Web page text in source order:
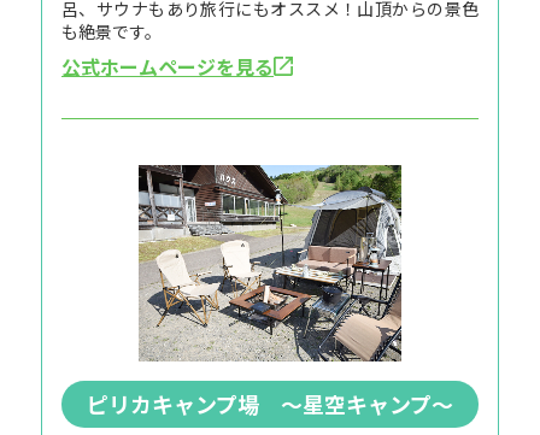
呂、サウナもあり旅行にもオススメ！山頂からの景色
も絶景です。
公式ホームページを見る
ピリカキャンプ場 ～星空キャンプ～